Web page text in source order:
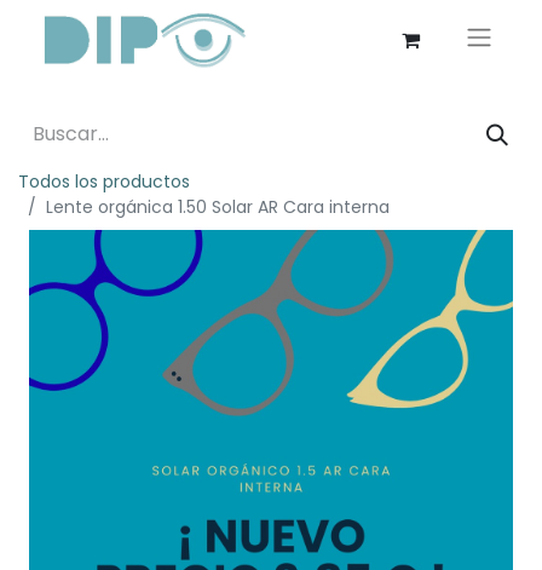
Todos los productos
Lente orgánica 1.50 Solar AR Cara interna